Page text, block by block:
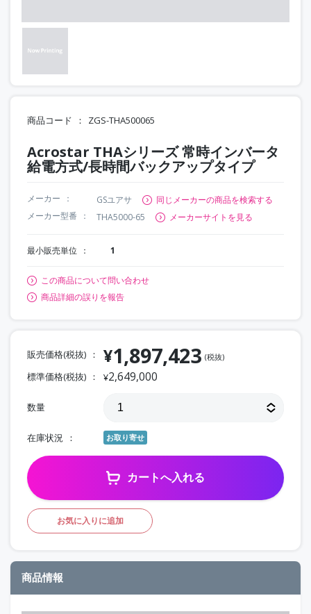
商品コード ZGS-THA500065
Acrostar THAシリーズ 常時インバータ
給電方式/長時間バックアップタイプ
メーカー GSユアサ
同じメーカーの商品を検索する
メーカー型番
THA5000-65 メーカーサイトを見る
最小販売単位 1
この商品について問い合わせ
商品詳細の誤りを報告
販売価格(税抜) ¥1,897,423 (税抜)
標準価格(税抜) ¥2,649,000
数量
在庫状況 お取り寄せ
カートへ入れる
お気に入りに追加
商品情報